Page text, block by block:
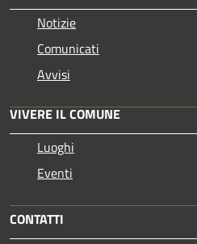
Notizie
Comunicati
Avvisi
VIVERE IL COMUNE
Luoghi
Eventi
CONTATTI